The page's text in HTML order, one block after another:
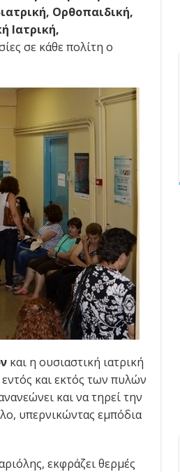
Ορθοπαιδική,
Ιατρική,
σε κάθε πολίτη ο
και η ουσιαστική ιατρική
και εκτός των πυλών
και να τηρεί την
υπερνικώντας εμπόδια
εκφράζει θερμές